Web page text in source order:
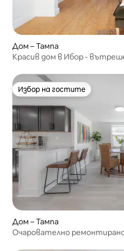
Дом – Тампа
Красив дом в Ибор -
Избор на гостите
Избор на гостите
Дом – Тампа
Очарователно ремонтирано